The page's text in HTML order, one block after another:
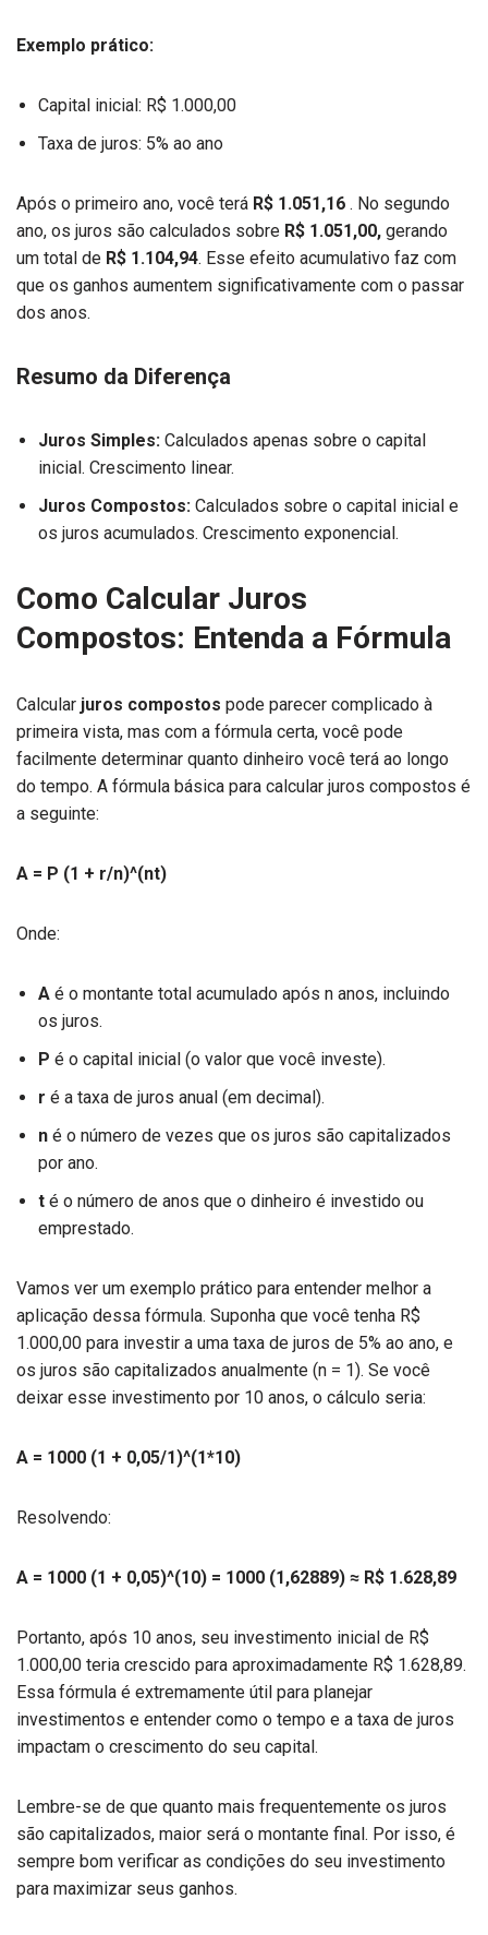
Exemplo prático:
Capital inicial: R$ 1.000,00
Taxa de juros: 5% ao ano
Após o primeiro ano, você terá R$ 1.051,16 . No segundo
ano, os juros são calculados sobre R$ 1.051,00, gerando
um total de R$ 1.104,94. Esse efeito acumulativo faz com
que os ganhos aumentem significativamente com o passar
dos anos.
Resumo da Diferença
Juros Simples: Calculados apenas sobre o capital
inicial. Crescimento linear.
Juros Compostos: Calculados sobre o capital inicial e
os juros acumulados. Crescimento exponencial.
Como Calcular Juros
Compostos: Entenda a Fórmula
Calcular juros compostos pode parecer complicado à
primeira vista, mas com a fórmula certa, você pode
facilmente determinar quanto dinheiro você terá ao longo
do tempo. A fórmula básica para calcular juros compostos é
a seguinte:
A = P (1 + r/n)^(nt)
Onde:
A é o montante total acumulado após n anos, incluindo
os juros.
P é o capital inicial (o valor que você investe).
r é a taxa de juros anual (em decimal).
n é o número de vezes que os juros são capitalizados
por ano.
t é o número de anos que o dinheiro é investido ou
emprestado.
Vamos ver um exemplo prático para entender melhor a
aplicação dessa fórmula. Suponha que você tenha R$
1.000,00 para investir a uma taxa de juros de 5% ao ano, e
os juros são capitalizados anualmente (n = 1). Se você
deixar esse investimento por 10 anos, o cálculo seria:
A = 1000 (1 + 0,05/1)^(1*10)
Resolvendo:
A = 1000 (1 + 0,05)^(10) = 1000 (1,62889) ≈ R$ 1.628,89
Portanto, após 10 anos, seu investimento inicial de R$
1.000,00 teria crescido para aproximadamente R$ 1.628,89.
Essa fórmula é extremamente útil para planejar
investimentos e entender como o tempo e a taxa de juros
impactam o crescimento do seu capital.
Lembre-se de que quanto mais frequentemente os juros
são capitalizados, maior será o montante final. Por isso, é
sempre bom verificar as condições do seu investimento
para maximizar seus ganhos.